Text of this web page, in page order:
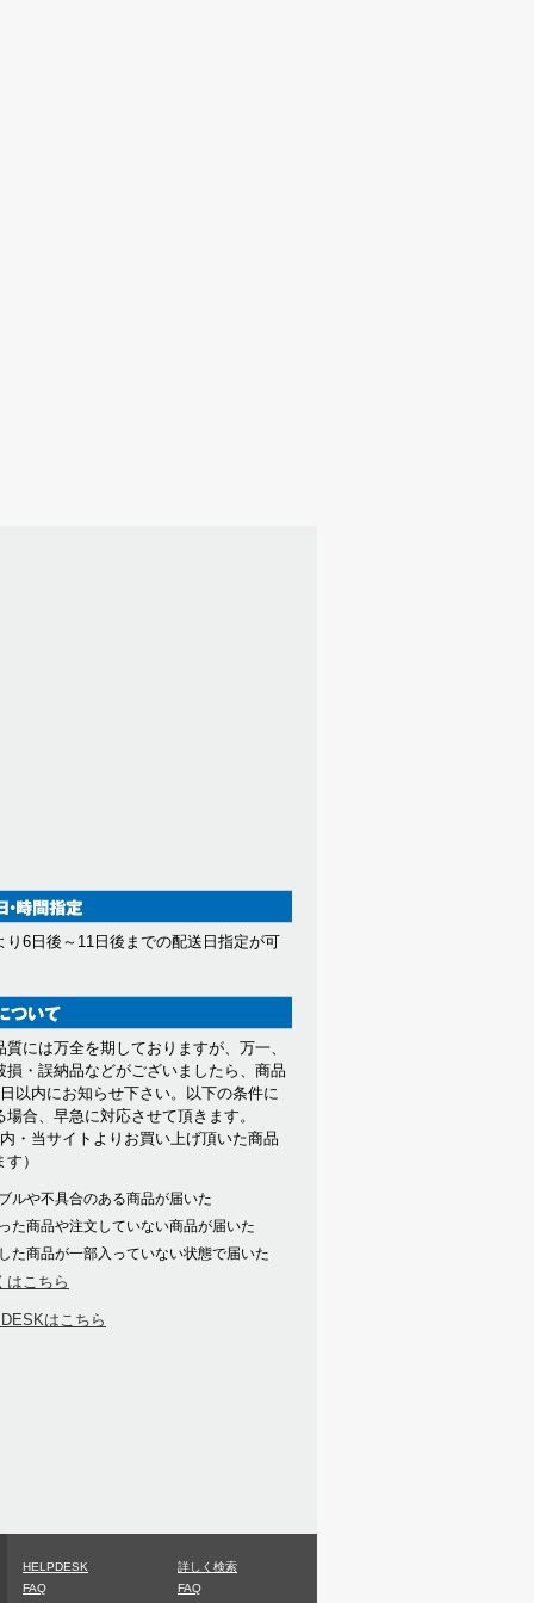
り6日後～11日後までの配送日指定が可
質には万全を期しておりますが、万一、
損・誤納品などがございましたら、商品
以内にお知らせ下さい。以下の条件に
場合、早急に対応させて頂きます。
・当サイトよりお買い上げ頂いた商品
）
ルや不具合のある商品が届いた
た商品や注文していない商品が届いた
た商品が一部入っていない状態で届いた
こちら
はこちら
HELPDESK
FAQ
詳しく検索
FAQ